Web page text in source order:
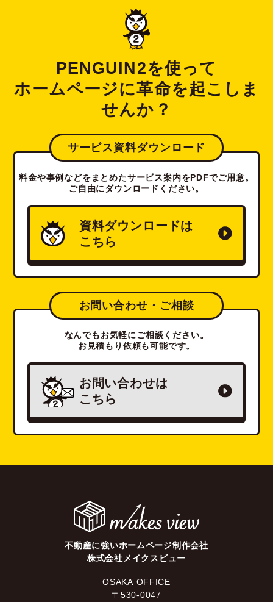
PENGUIN2を使って
ホームページに革命を起こしま
せんか？
サービス資料ダウンロード
料金や事例などをまとめたサービス案内をPDFでご用意。
ご自由にダウンロードください。
資料ダウンロードは
こちら
お問い合わせ・ご相談
なんでもお気軽にご相談ください。
お見積もり依頼も可能です。
お問い合わせは
こちら
不動産に強いホームページ制作会社
株式会社メイクスビュー
OSAKA OFFICE
〒530-0047